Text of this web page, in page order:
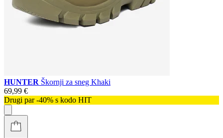
HUNTER Škornji za sneg Khaki
69,99 €
Drugi par -40% s kodo HIT